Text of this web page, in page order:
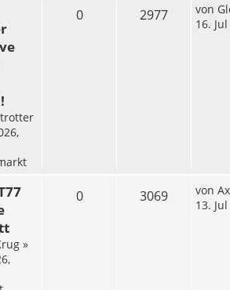
0 2977 von
16.
»
0 3069 von
13.